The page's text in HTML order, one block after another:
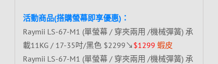
活動商品(搭購螢幕即享優惠)：
Raymii LS-67-M1 (單螢幕 / 穿夾兩用 /機械彈簧) 承
載11KG / 17-35吋/黑色 $2299↘ $1299 蝦皮
Raymii LS-67-M1 (單螢幕 / 穿夾兩用 /機械彈簧) 承